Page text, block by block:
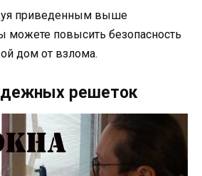
приведенным выше
можете повысить безопасность
дом от взлома.
решеток